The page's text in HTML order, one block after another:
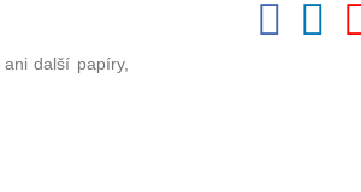
další papíry,